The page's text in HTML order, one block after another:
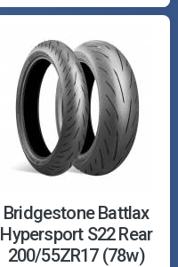
Bridgestone Battlax
Hypersport S22 Rear
200/55ZR17 (78w)